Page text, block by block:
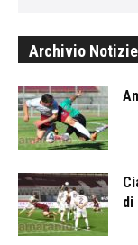
Archivio Notizie
di